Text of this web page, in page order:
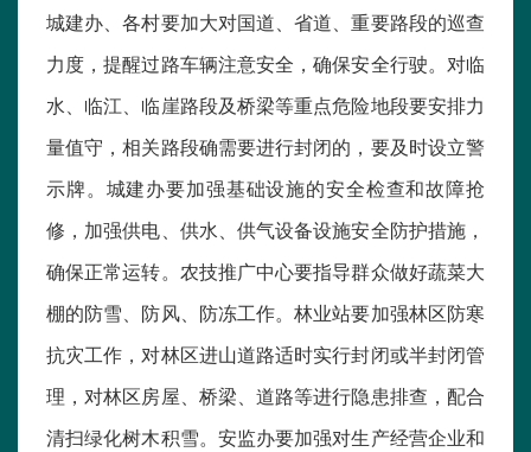
城建办、各村要加大对国道、省道、重要路段的巡查
力度，提醒过路车辆注意安全，确保安全行驶。对临
水、临江、临崖路段及桥梁等重点危险地段要安排力
量值守，相关路段确需要进行封闭的，要及时设立警
示牌。城建办要加强基础设施的安全检查和故障抢
修，加强供电、供水、供气设备设施安全防护措施，
确保正常运转。农技推广中心要指导群众做好蔬菜大
棚的防雪、防风、防冻工作。林业站要加强林区防寒
抗灾工作，对林区进山道路适时实行封闭或半封闭管
理，对林区房屋、桥梁、道路等进行隐患排查，配合
清扫绿化树木积雪。安监办要加强对生产经营企业和